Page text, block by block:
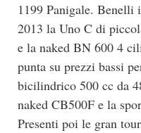
1199 Panigale. Benelli
2013 la Uno C di
e la naked BN 600 4
punta su prezzi bassi
bicilindrico 500 cc da
naked CB500F e la
Presenti poi le gran